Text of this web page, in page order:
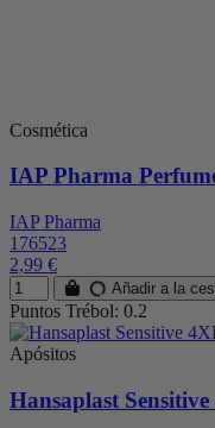
Cosmética
IAP Pharma
IAP Pharma
176523
2,99 €
Añadir a la
Puntos Trébol: 0.2
Apósitos
Hansaplast